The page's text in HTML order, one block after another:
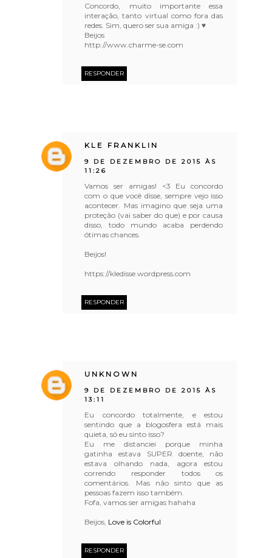
Concordo, muito importante essa
interação, tanto virtual como fora das
redes. Sim, quero ser sua amiga :) ♥
Beijos
http://www.charme-se.com
RESPONDER
KLE FRANKLIN
9 DE DEZEMBRO DE 2015 ÀS
11:26
Vamos ser amigas! <3 Eu concordo
com o que você disse, sempre vejo isso
acontecer. Mas imagino que seja uma
proteção (vai saber do que) e por causa
disso, todo mundo acaba perdendo
ótimas chances.
Beijos!
https://kledisse.wordpress.com
RESPONDER
UNKNOWN
9 DE DEZEMBRO DE 2015 ÀS
13:11
Eu concordo totalmente, e estou
sentindo que a blogosfera está mais
quieta, só eu sinto isso?
Eu me distanciei porque minha
gatinha estava SUPER doente, não
estava olhando nada, agora estou
correndo responder todos os
comentários. Mas não sinto que as
pessoas fazem isso também.
Fofa, vamos ser amigas hahaha
Beijos, Love is Colorful
RESPONDER